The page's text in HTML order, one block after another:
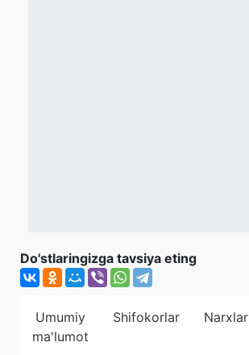
Do'stlaringizga tavsiya eting
Umumiy
ma'lumot
Shifokorlar Narxlar